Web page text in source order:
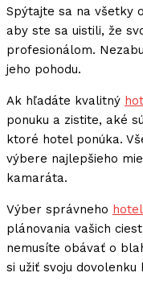
Spýtajte sa na všetky
aby ste sa uistili, že
profesionálom.
jeho pohodu.
Ak hľadáte kvalitný
ponuku a zistite, aké
ktoré hotel ponúka.
výbere najlepšieho
kamaráta.
Výber správneho
plánovania vašich
nemusíte obávať o
si užiť svoju dovolenku